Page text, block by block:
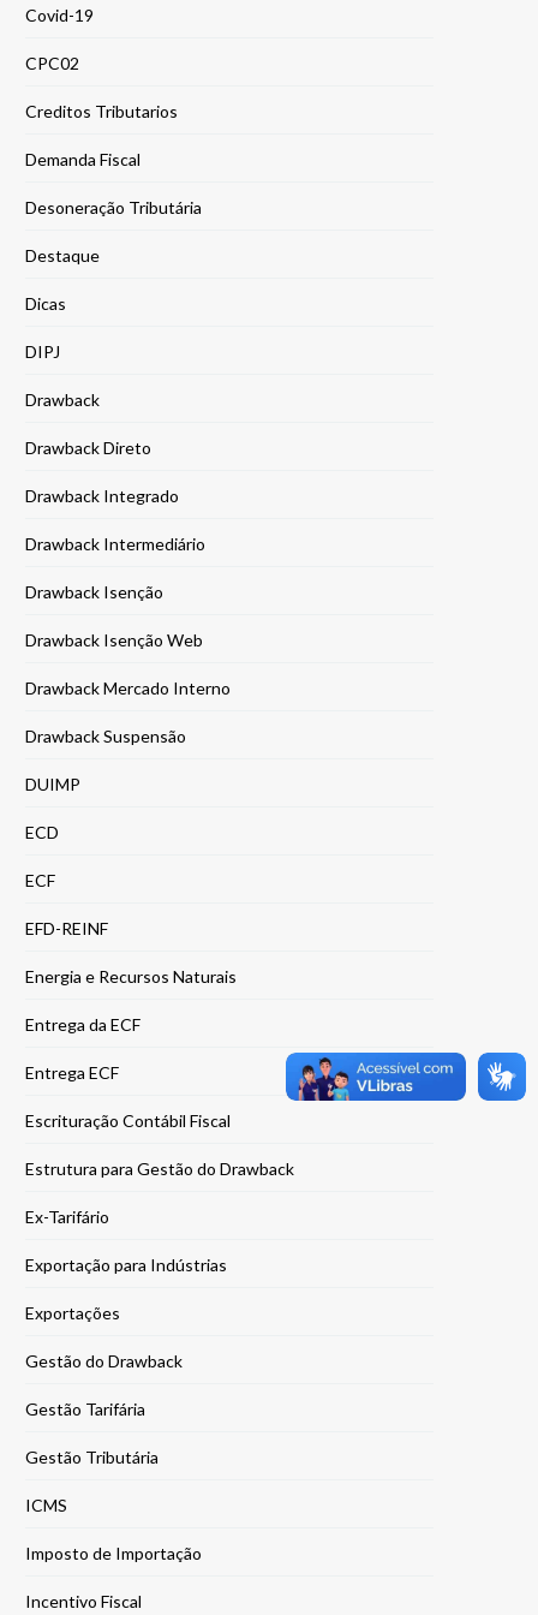
Covid-19
CPC02
Creditos Tributarios
Demanda Fiscal
Desoneração Tributária
Destaque
Dicas
DIPJ
Drawback
Drawback Direto
Drawback Integrado
Drawback Intermediário
Drawback Isenção
Drawback Isenção Web
Drawback Mercado Interno
Drawback Suspensão
DUIMP
ECD
ECF
EFD-REINF
Energia e Recursos Naturais
Entrega da ECF
Entrega ECF
Escrituração Contábil Fiscal
Estrutura para Gestão do Drawback
Ex-Tarifário
Exportação para Indústrias
Exportações
Gestão do Drawback
Gestão Tarifária
Gestão Tributária
ICMS
Imposto de Importação
Incentivo Fiscal